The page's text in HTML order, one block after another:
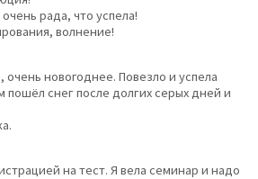
рада, что успела!
волнение!
новогоднее. Повезло и успела
пошёл снег после долгих серых дней и
на тест. Я вела семинар и надо